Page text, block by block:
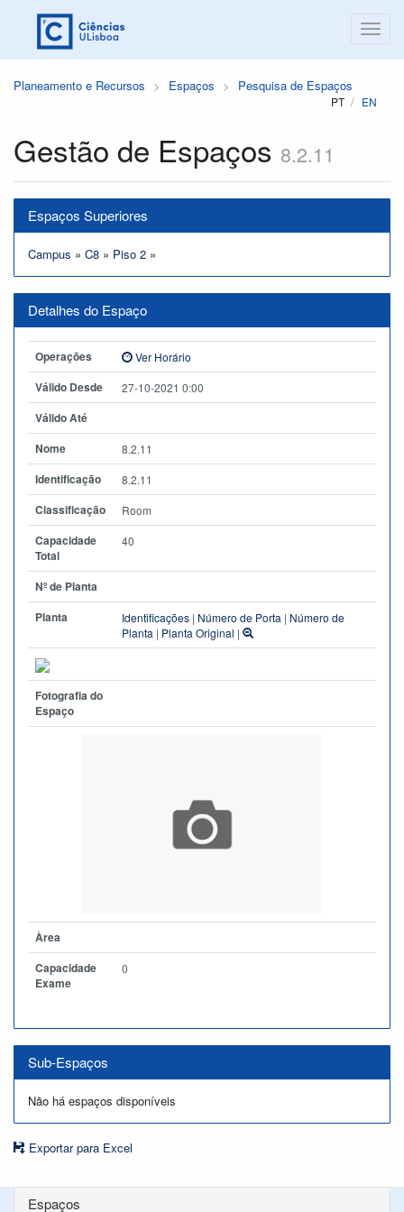
Planeamento e Recursos Espaços Pesquisa de Espaços
PT EN
Gestão de Espaços 8.2.11
Espaços Superiores
Campus » C8 » Piso 2 »
Detalhes do Espaço
Operações Ver Horário
Válido Desde 27-10-2021 0:00
Válido Até
Nome
8.2.11
Identificação 8.2.11
Classificação Room
Capacidade
Total
40
Nº de Planta
Planta
Identificações | Número de Porta | Número de
Planta | Planta Original |
Fotografia do
Espaço
Àrea
Capacidade
Exame
0
Sub-Espaços
Não há espaços disponíveis
Exportar para Excel
Espaços